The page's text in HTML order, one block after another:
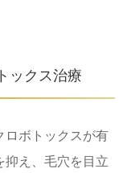
ックス治療
ロボトックスが有
抑え、毛穴を目立